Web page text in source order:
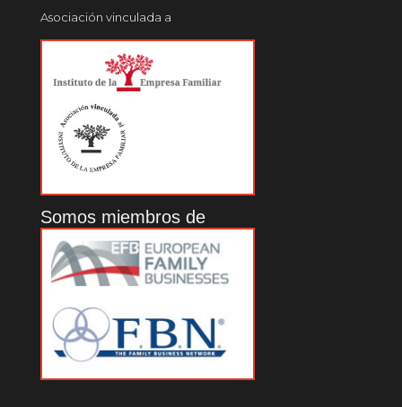
Asociación vinculada a
Somos miembros de